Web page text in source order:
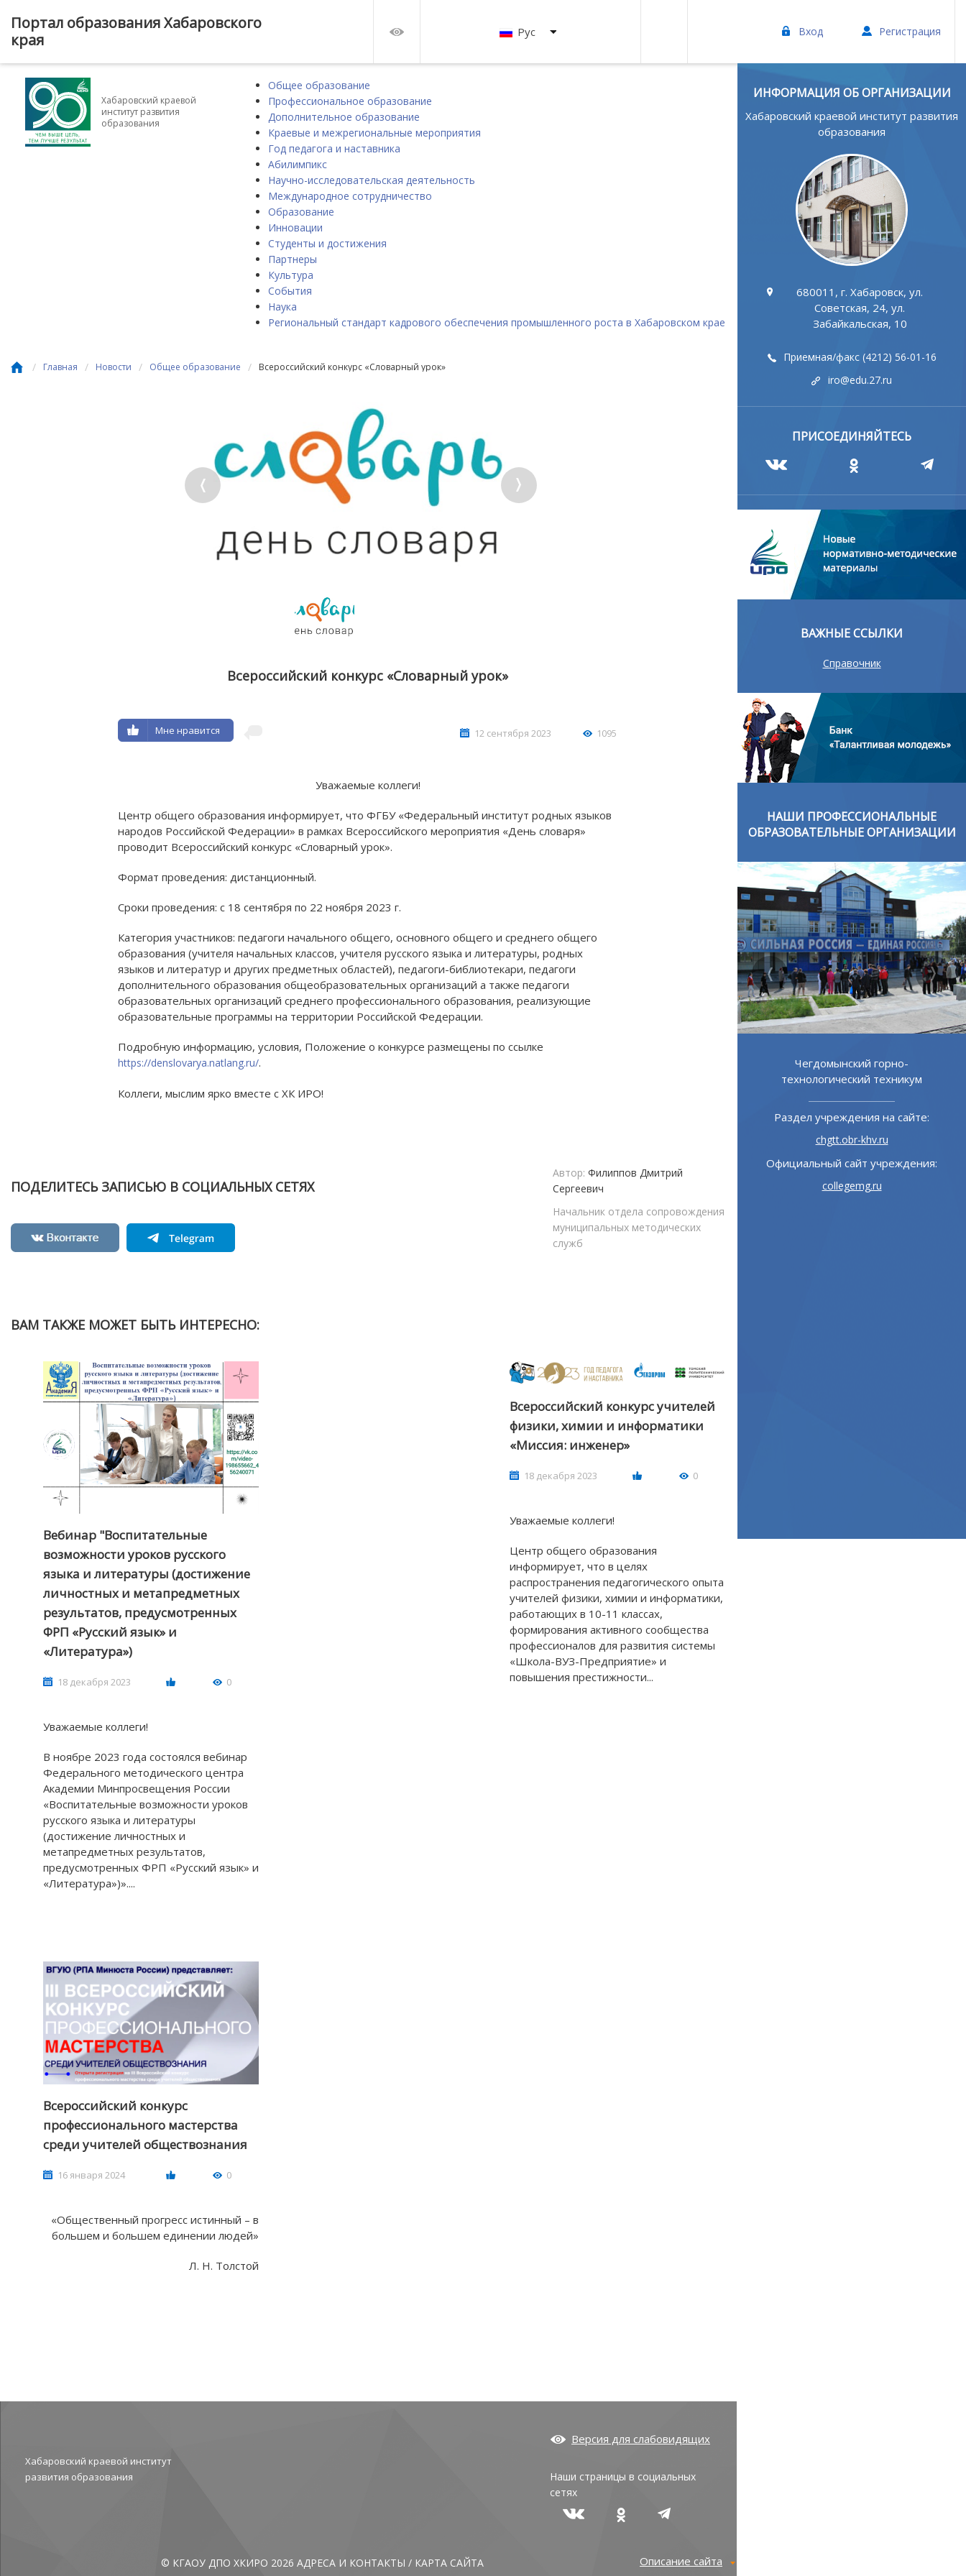
Портал образования Хабаровского
края
Рус Вход Регистрация
ИНФОРМАЦИЯ ОБ ОРГАНИЗАЦИИ
Хабаровский краевой институт развития
образования
680011, г. Хабаровск, ул.
Советская, 24, ул.
Забайкальская, 10
Приемная/факс (4212) 56-01-16
iro@edu.27.ru
ПРИСОЕДИНЯЙТЕСЬ
ВАЖНЫЕ ССЫЛКИ
Справочник
НАШИ ПРОФЕССИОНАЛЬНЫЕ
ОБРАЗОВАТЕЛЬНЫЕ ОРГАНИЗАЦИИ
НАШИ ПРОФЕССИОНАЛЬНЫЕ
ОБРАЗОВАТЕЛЬНЫЕ ОРГАНИЗАЦИИ
profobr27.ru
НАШИ ПРОФЕССИОНАЛЬНЫЕ
ОБРАЗОВАТЕЛЬНЫЕ ОРГАНИЗАЦИИ
Чегдомынский горно-
технологический техникум
Раздел учреждения на сайте:
chgtt.obr-khv.ru
Официальный сайт учреждения:
collegemg.ru
Хабаровский краевой
институт развития
образования
Общее образование
Профессиональное образование
Дополнительное образование
Краевые и межрегиональные мероприятия
Год педагога и наставника
Абилимпикс
Научно-исследовательская деятельность
Международное сотрудничество
Образование
Инновации
Студенты и достижения
Партнеры
Культура
События
Наука
Региональный стандарт кадрового обеспечения промышленного роста в Хабаровском крае
/ Главная / Новости / Общее образование / Всероссийский конкурс «Словарный урок»
Всероссийский конкурс «Словарный урок»
Мне нравится 12 сентября 2023 1095
Уважаемые коллеги!
Центр общего образования информирует, что ФГБУ «Федеральный институт родных языков
народов Российской Федерации» в рамках Всероссийского мероприятия «День словаря»
проводит Всероссийский конкурс «Словарный урок».
Формат проведения: дистанционный.
Сроки проведения: с 18 сентября по 22 ноября 2023 г.
Категория участников: педагоги начального общего, основного общего и среднего общего
образования (учителя начальных классов, учителя русского языка и литературы, родных
языков и литератур и других предметных областей), педагоги-библиотекари, педагоги
дополнительного образования общеобразовательных организаций а также педагоги
образовательных организаций среднего профессионального образования, реализующие
образовательные программы на территории Российской Федерации.
Подробную информацию, условия, Положение о конкурсе размещены по ссылке
https://denslovarya.natlang.ru/.
Коллеги, мыслим ярко вместе с ХК ИРО!
ПОДЕЛИТЕСЬ ЗАПИСЬЮ В СОЦИАЛЬНЫХ СЕТЯХ
Автор: Филиппов Дмитрий
Сергеевич
Начальник отдела сопровождения
муниципальных методических
служб
ВАМ ТАКЖЕ МОЖЕТ БЫТЬ ИНТЕРЕСНО:
Вебинар "Воспитательные
возможности уроков русского
языка и литературы (достижение
личностных и метапредметных
результатов, предусмотренных
ФРП «Русский язык» и
«Литература»)
18 декабря 2023 0
Уважаемые коллеги!
В ноябре 2023 года состоялся вебинар
Федерального методического центра
Академии Минпросвещения России
«Воспитательные возможности уроков
русского языка и литературы
(достижение личностных и
метапредметных результатов,
предусмотренных ФРП «Русский язык» и
«Литература»)»....
Всероссийский конкурс учителей
физики, химии и информатики
«Миссия: инженер»
18 декабря 2023 0
Уважаемые коллеги!
Центр общего образования
информирует, что в целях
распространения педагогического опыта
учителей физики, химии и информатики,
работающих в 10-11 классах,
формирования активного сообщества
профессионалов для развития системы
«Школа-ВУЗ-Предприятие» и
повышения престижности...
Всероссийский конкурс
профессионального мастерства
среди учителей обществознания
16 января 2024 0
«Общественный прогресс истинный – в
большем и большем единении людей»
Л. Н. Толстой
Хабаровский краевой институт
развития образования
Версия для слабовидящих
Наши страницы в социальных
сетях
© КГАОУ ДПО ХКИРО 2026 АДРЕСА И КОНТАКТЫ / КАРТА САЙТА Описание сайта